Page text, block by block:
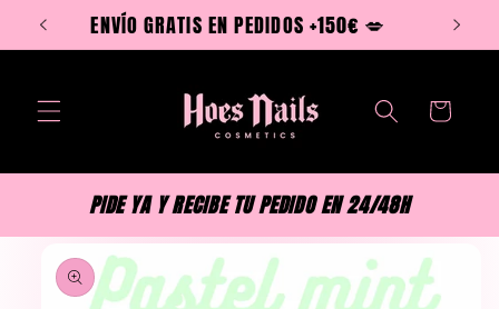
directamente
al contenido
ENVÍO GRATIS EN PEDIDOS +150€ 💋
Carrito
PIDE YA Y RECIBE TU PEDIDO EN 24/48H
directamente
información